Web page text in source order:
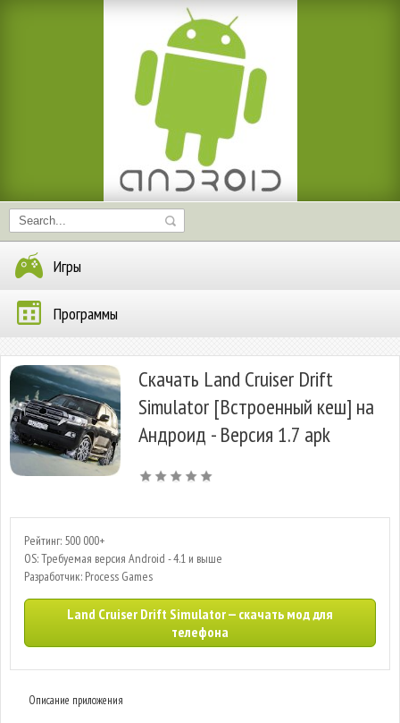
Игры
Программы
Скачать Land Cruiser Drift
Simulator [Встроенный кеш] на
Андроид - Версия 1.7 apk
Рейтинг: 500 000+
OS: Требуемая версия Android - 4.1 и выше
Разработчик: Process Games
Land Cruiser Drift Simulator — скачать мод для
телефона
Описание приложения